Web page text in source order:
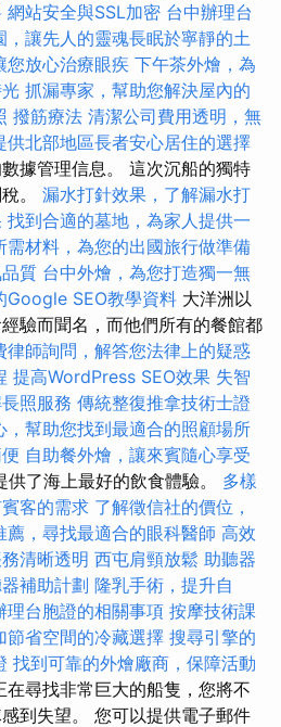
網站安全與SSL加密 台中辦理台
，讓先人的靈魂長眠於寧靜的土
您放心治療眼疾 下午茶外燴，為
抓漏專家，幫助您解決屋內的
撥筋療法 清潔公司費用透明，無
供北部地區長者安心居住的選擇
據管理信息。 這次沉船的獨特
。 漏水打針效果，了解漏水打
找到合適的墓地，為家人提供一
需材料，為您的出國旅行做準備
質 台中外燴，為您打造獨一無
Google SEO教學資料 大洋洲以
驗而聞名，而他們所有的餐館都
律師詢問，解答您法律上的疑惑
提高WordPress SEO效果 失智
照服務 傳統整復推拿技術士證
，幫助您找到最適合的照顧場所
自助餐外燴，讓來賓隨心享受
了海上最好的飲食體驗。 多樣
客的需求 了解徵信社的價位，
薦，尋找最適合的眼科醫師 高效
清晰透明 西屯肩頸放鬆 助聽器
補助計劃 隆乳手術，提升自
理台胞證的相關事項 按摩技術課
節省空間的冷藏選擇 搜尋引擎的
找到可靠的外燴廠商，保障活動
在尋找非常巨大的船隻，您將不
到失望。 您可以提供電子郵件